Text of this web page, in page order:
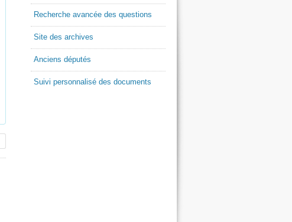
Recherche avancée des questions
Site des archives
Anciens députés
Suivi personnalisé des documents